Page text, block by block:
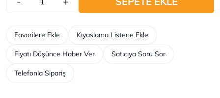
Telefonla Sipariş
Kıyaslama Listene Ekle
Favorilere Ekle
Fiyatı Düşünce Haber Ver Satıcıya Soru Sor